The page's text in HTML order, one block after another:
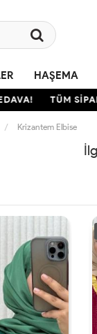
HAŞEMA
TÜM
Krizantem Elbise